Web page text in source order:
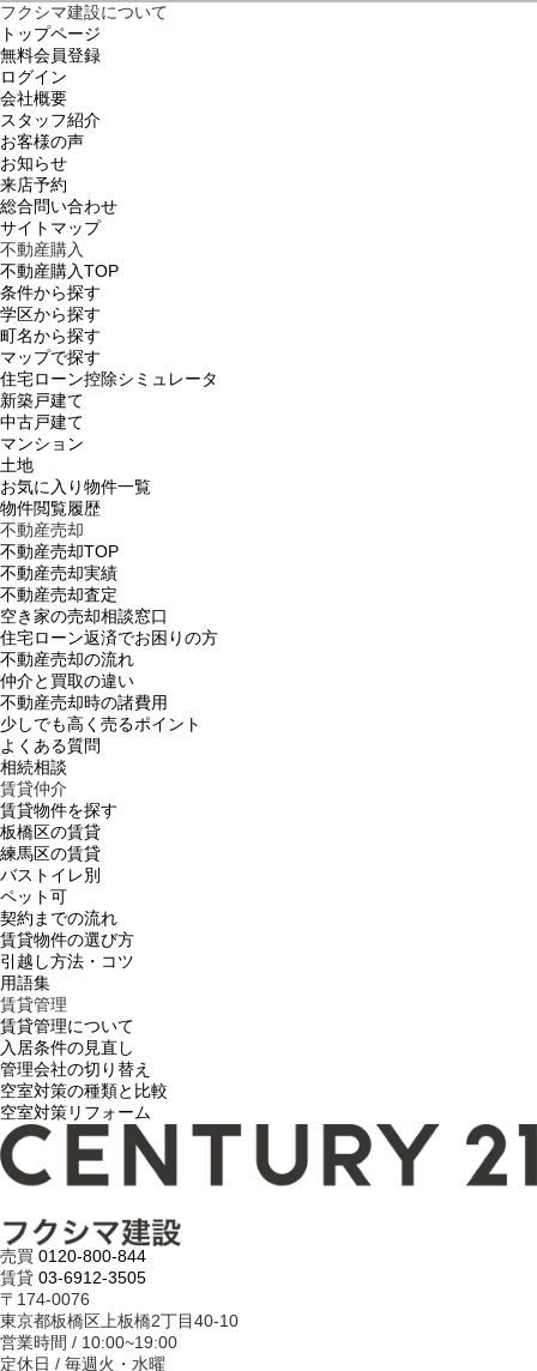
フクシマ建設について
トップページ
無料会員登録
ログイン
会社概要
スタッフ紹介
お客様の声
お知らせ
来店予約
総合問い合わせ
サイトマップ
不動産購入
不動産購入TOP
条件から探す
学区から探す
町名から探す
マップで探す
住宅ローン控除シミュレータ
新築戸建て
中古戸建て
マンション
土地
お気に入り物件一覧
物件閲覧履歴
不動産売却
不動産売却TOP
不動産売却実績
不動産売却査定
空き家の売却相談窓口
住宅ローン返済でお困りの方
不動産売却の流れ
仲介と買取の違い
不動産売却時の諸費用
少しでも高く売るポイント
よくある質問
相続相談
賃貸仲介
賃貸物件を探す
板橋区の賃貸
練馬区の賃貸
バストイレ別
ペット可
契約までの流れ
賃貸物件の選び方
引越し方法・コツ
用語集
賃貸管理
賃貸管理について
入居条件の見直し
管理会社の切り替え
空室対策の種類と比較
空室対策リフォーム
売買 0120-800-844
賃貸 03-6912-3505
〒174-0076
東京都板橋区上板橋2丁目40-10
営業時間 / 10:00~19:00
定休日 / 毎週火・水曜